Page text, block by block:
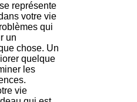
représente
votre vie
qui
un
chose. Un
quelque
les
vie